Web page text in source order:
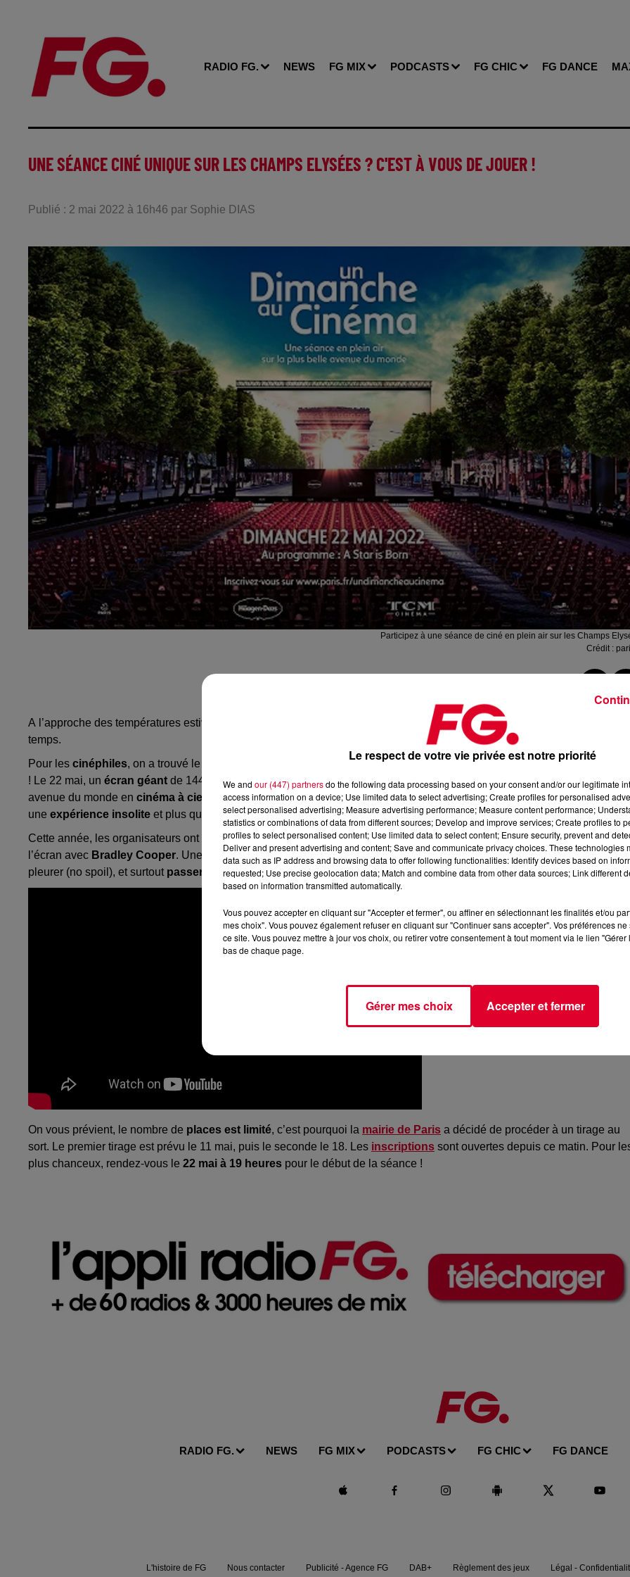
RADIO FG. NEWS FG MIX PODCASTS FG CHIC FG DANCE
UNE SÉANCE CINÉ UNIQUE SUR LES CHAMPS ELYSÉES ? C'EST À VOUS DE JOUER !
Publié : 2 mai 2022 à 16h46 par Sophie DIAS
Participez à une séance de ciné en plein air sur les Champs
Crédit :
A l’approche des températures estivales, on est tous à la recherche de plans sympas en extérieur
temps.
Pour les cinéphiles, on a trouvé le rendez-vous à ne pas manquer dans les rues de la capitale :unDimancheau
! Le 22 mai, un écran géant de 144 m² va être installé sur l’Avenue des Champs Élyséepour transformer la plus belle
avenue du monde en cinéma à ciel ouvert.Plus de1.700transatsseront disposéspour plonger les plus chanceux
une expérience insolite et plus que sympa !
Cette année, les organisateurs ont décidé de projeterA Staris Born, film dans lequel la chanteuseLady Gagapartage
l’écran avec Bradley Cooper. Une séance de cinéma durant laquelle les spectateurs risquent de chanter,
pleurer (no spoil ), et surtout passer un très bon moment.
On vous prévient, le nombre de places est limité, c’est pourquoi la mairie de Paris a décidé de procéder à un tirage au
sort. Le premier tirage est prévu le 11 mai, puis le seconde le 18. Les inscriptions sont ouvertes depuis ce matin. Pour
plus chanceux, rendez-vous le 22 mai à 19 heures pour le début de la séance !
RADIO FG. NEWS FG MIX PODCASTS FG CHIC FG DANCE
L'histoire de FG Nous contacter Publicité - Agence FG DAB+ Règlement des jeux Légal -
Le respect de votre vie privée est notre priorité
We and our (447) partnersdo the following data processing based on your consent and/or our legitimate
access information on a device; Use limited data to select advertising; Create profiles for personalised
select personalised advertising; Measure advertising performance; Measure content performance;
statistics or combinations of data from different sources; Develop and improve services; Create profiles to
profiles to select personalised content; Use limited data to select content; Ensure security, prevent and
Deliver and present advertising and content; Save and communicate privacy choices. These technologies
data such as IP address and browsing data to offer following functionalities: Identify devices based on
requested; Use precise geolocation data; Match and combine data from other data sources; Link different
based on information transmitted automatically.
Vous pouvez accepter en cliquant sur "Accepter et fermer", ou affiner en sélectionnant les finalités et/ou
mes choix". Vous pouvez également refuser en cliquant sur "Continuer sans accepter". Vos préférences
ce site. Vous pouvez mettre à jour vos choix, ou retirer votre consentement à tout moment via le lien
bas de chaque page.
Gérer mes choix Accepter et fermer